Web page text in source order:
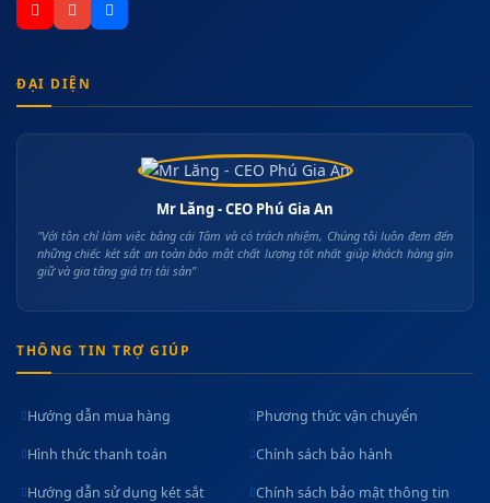
ĐẠI DIỆN
Mr Lăng - CEO Phú Gia An
"Với tôn chỉ làm việc bằng cái Tâm và có trách nhiệm, Chúng tôi luôn đem đến
những chiếc két sắt an toàn bảo mật chất lượng tốt nhất giúp khách hàng gìn
giữ và gia tăng giá trị tài sản"
THÔNG TIN TRỢ GIÚP
Hướng dẫn mua hàng Phương thức vận chuyển
Hình thức thanh toán Chính sách bảo hành
Hướng dẫn sử dụng két sắt Chính sách bảo mật thông tin